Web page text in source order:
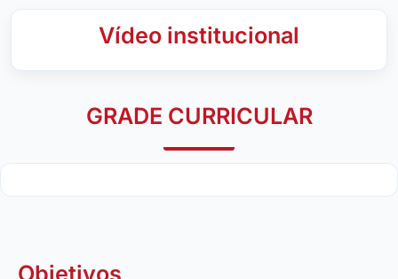
Vídeo institucional
GRADE CURRICULAR
Objetivos